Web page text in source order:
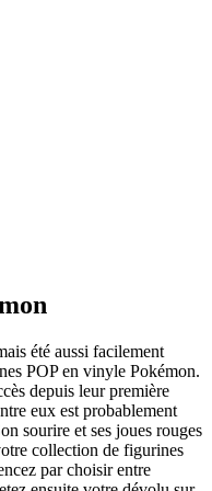
été aussi facilement
POP en vinyle Pokémon.
depuis leur première
eux est probablement
sourire et ses joues rouges
collection de figurines
par choisir entre